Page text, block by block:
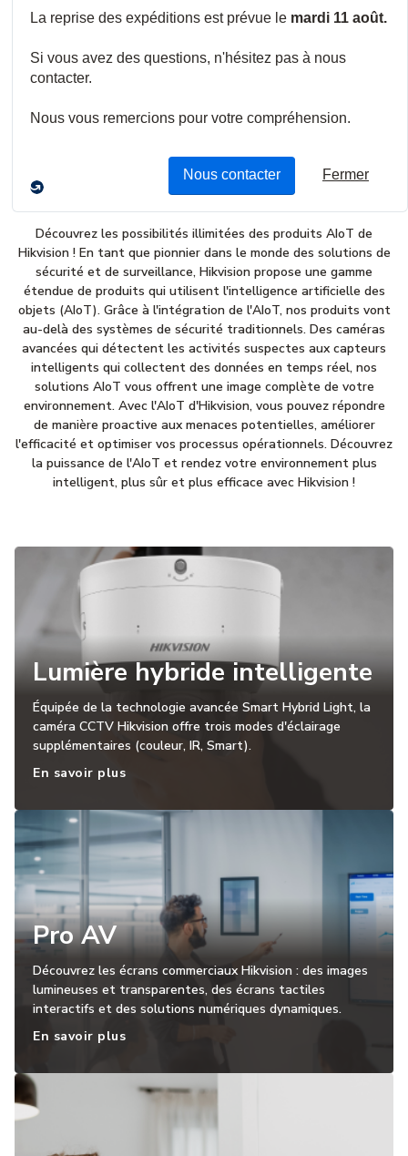
Au-dessus de Hikivision
Découvrez les possibilités illimitées des produits AIoT de
Hikvision ! En tant que pionnier dans le monde des solutions de
sécurité et de surveillance, Hikvision propose une gamme
étendue de produits qui utilisent l'intelligence artificielle des
objets (AIoT). Grâce à l'intégration de l'AIoT, nos produits vont
au-delà des systèmes de sécurité traditionnels. Des caméras
avancées qui détectent les activités suspectes aux capteurs
intelligents qui collectent des données en temps réel, nos
solutions AIoT vous offrent une image complète de votre
environnement. Avec l'AIoT d'Hikvision, vous pouvez répondre
de manière proactive aux menaces potentielles, améliorer
l'efficacité et optimiser vos processus opérationnels. Découvrez
la puissance de l'AIoT et rendez votre environnement plus
intelligent, plus sûr et plus efficace avec Hikvision !
Lumière hybride intelligente
Équipée de la technologie avancée Smart Hybrid Light, la
caméra CCTV Hikvision offre trois modes d'éclairage
supplémentaires (couleur, IR, Smart).
En savoir plus
Pro AV
Découvrez les écrans commerciaux Hikvision : des images
lumineuses et transparentes, des écrans tactiles
interactifs et des solutions numériques dynamiques.
En savoir plus